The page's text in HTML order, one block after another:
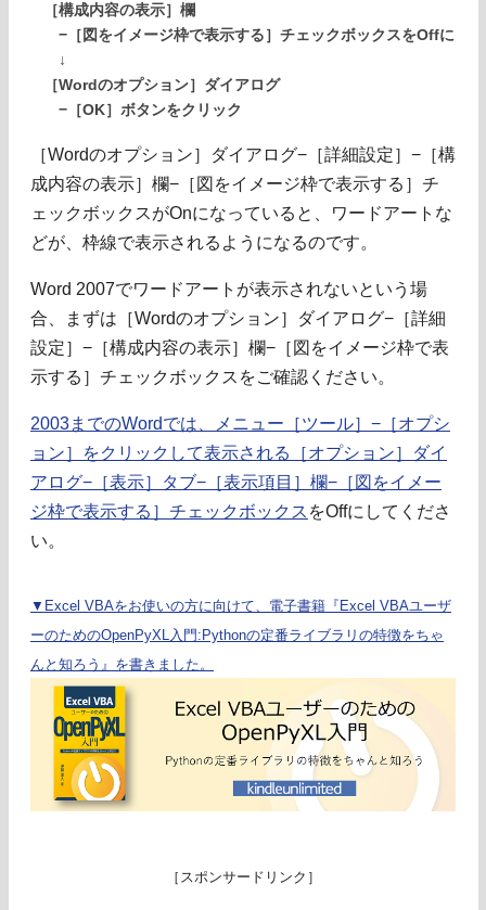
［構成内容の表示］欄
−［図をイメージ枠で表示する］チェックボックスをOffに
↓
［Wordのオプション］ダイアログ
−［OK］ボタンをクリック
［Wordのオプション］ダイアログ−［詳細設定］−［構
成内容の表示］欄−［図をイメージ枠で表示する］チ
ェックボックスがOnになっていると、ワードアートな
どが、枠線で表示されるようになるのです。
Word 2007でワードアートが表示されないという場
合、まずは［Wordのオプション］ダイアログ−［詳細
設定］−［構成内容の表示］欄−［図をイメージ枠で表
示する］チェックボックスをご確認ください。
2003までのWordでは、メニュー［ツール］−［オプシ
ョン］をクリックして表示される［オプション］ダイ
アログ−［表示］タブ−［表示項目］欄−［図をイメー
ジ枠で表示する］チェックボックス をOffにしてくださ
い。
▼Excel VBAをお使いの方に向けて、電子書籍『Excel VBAユーザ
ーのためのOpenPyXL入門:Pythonの定番ライブラリの特徴をちゃ
んと知ろう』を書きました。
［スポンサードリンク］